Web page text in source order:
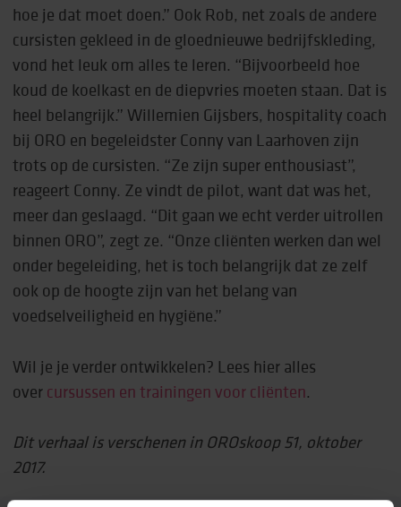
hoe je dat moet doen.” Ook Rob, net zoals de andere
cursisten gekleed in de gloednieuwe bedrijfskleding,
vond het leuk om alles te leren. “Bijvoorbeeld hoe
koud de koelkast en de diepvries moeten staan. Dat is
heel belangrijk.” Willemien Gijsbers, hospitality coach
bij ORO en begeleidster Conny van Laarhoven zijn
trots op de cursisten. “Ze zijn super enthousiast”,
reageert Conny. Ze vindt de pilot, want dat was het,
meer dan geslaagd. “Dit gaan we echt verder uitrollen
binnen ORO”, zegt ze. “Onze cliënten werken dan wel
onder begeleiding, het is toch belangrijk dat ze zelf
ook op de hoogte zijn van het belang van
voedselveiligheid en hygiëne.”
Wil je je verder ontwikkelen? Lees hier alles
over cursussen en trainingen voor cliënten.
Dit verhaal is verschenen in OROskoop 51, oktober
2017.